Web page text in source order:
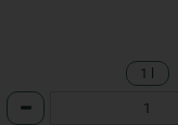
1 l
Anzahl